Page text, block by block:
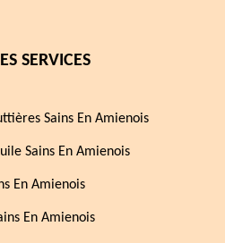
SERVICES
Sains En Amienois
Sains En Amienois
En Amienois
En Amienois